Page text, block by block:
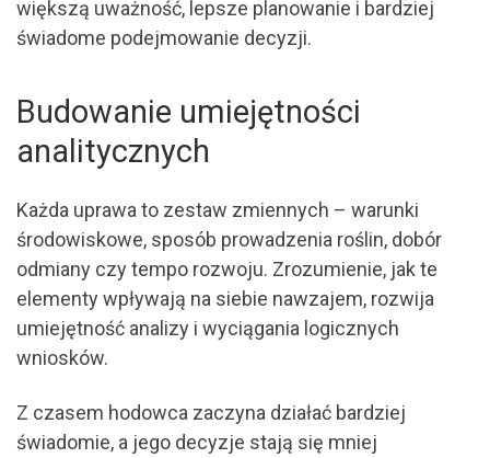
większą uważność, lepsze planowanie i bardziej
świadome podejmowanie decyzji.
Budowanie umiejętności
analitycznych
Każda uprawa to zestaw zmiennych – warunki
środowiskowe, sposób prowadzenia roślin, dobór
odmiany czy tempo rozwoju. Zrozumienie, jak te
elementy wpływają na siebie nawzajem, rozwija
umiejętność analizy i wyciągania logicznych
wniosków.
Z czasem hodowca zaczyna działać bardziej
świadomie, a jego decyzje stają się mniej